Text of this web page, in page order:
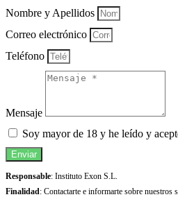
Nombre y Apellidos
Correo electrónico
Teléfono
Mensaje
Soy mayor de 18 y he leído y
Enviar
Responsable: Instituto Exon S.L.
Finalidad: Contactarte e informarte sobre nuestros